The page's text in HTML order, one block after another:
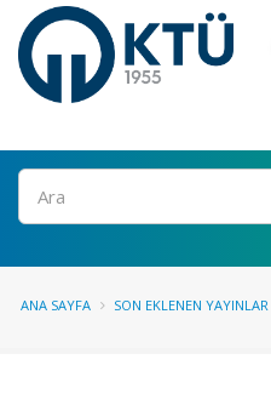
Ara
ANA SAYFA SON EKLENEN YAYINLAR